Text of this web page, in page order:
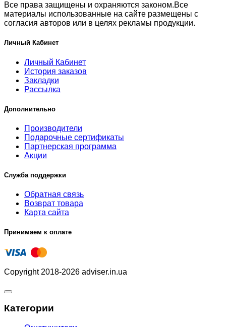
Все права защищены и охраняются законом.Все
материалы использованные на сайте размещены с
согласия авторов или в целях рекламы продукции.
Личный Кабинет
Личный Кабинет
История заказов
Закладки
Рассылка
Дополнительно
Производители
Подарочные сертификаты
Партнерская программа
Акции
Служба поддержки
Обратная связь
Возврат товара
Карта сайта
Принимаем к оплате
Copyright 2018-2026 adviser.in.ua
Категории